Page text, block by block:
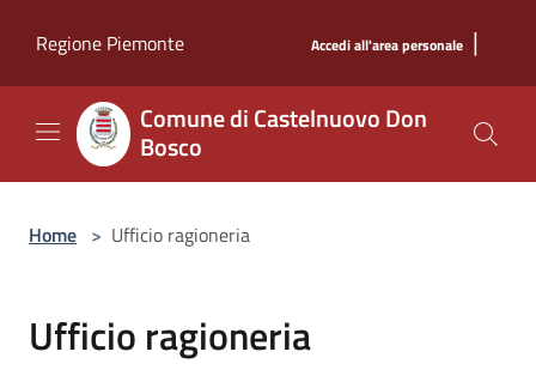
Regione Piemonte
Accedi all'area personale |
Comune di Castelnuovo Don
Bosco
Home > Ufficio ragioneria
Ufficio ragioneria